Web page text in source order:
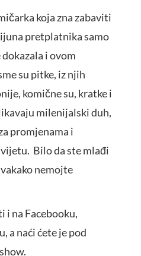
koja zna zabaviti
pretplatnika samo
dokazala i ovom
su pitke, iz njih
komične su, kratke i
milenijalski duh,
promjenama i
Bilo da ste mlađi
nemojte
i na Facebooku,
a naći ćete je pod